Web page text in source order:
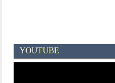
YOUTUBE